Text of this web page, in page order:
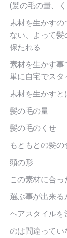
(髪の毛の量、
素材を生かすの
ない、よって
保たれる
素材を生かす事
単に自宅でスタ
素材を生かすと
髪の毛の量
髪の毛のくせ
もともとの髪の
頭の形
この素材に合っ
選ぶ事が出来る
ヘアスタイルを
のは間違ってい